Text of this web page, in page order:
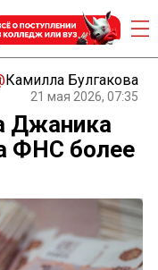
Камилла Булгакова
21 мая 2026, 07:35
Джаника
ФНС более